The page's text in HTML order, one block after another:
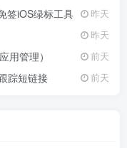
期更新、分类清晰、下载便
，快来探索发现所需资源！
签iOS绿标工具 昨天
昨天
用管理） 前天
踪短链接 前天